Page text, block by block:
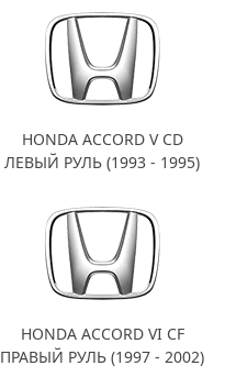
HONDA ACCORD V CD
ЛЕВЫЙ РУЛЬ (1993 - 1995)
HONDA ACCORD VI CF
ПРАВЫЙ РУЛЬ (1997 - 2002)